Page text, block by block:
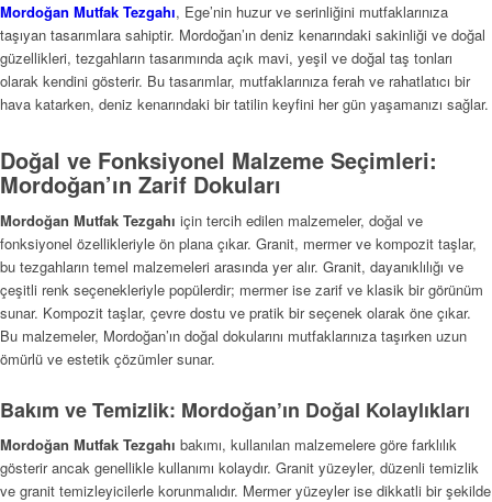
Mordoğan Mutfak Tezgahı, Ege’nin huzur ve serinliğini mutfaklarınıza
taşıyan tasarımlara sahiptir. Mordoğan’ın deniz kenarındaki sakinliği ve doğal
güzellikleri, tezgahların tasarımında açık mavi, yeşil ve doğal taş tonları
olarak kendini gösterir. Bu tasarımlar, mutfaklarınıza ferah ve rahatlatıcı bir
hava katarken, deniz kenarındaki bir tatilin keyfini her gün yaşamanızı sağlar.
Doğal ve Fonksiyonel Malzeme Seçimleri:
Mordoğan’ın Zarif Dokuları
Mordoğan Mutfak Tezgahı için tercih edilen malzemeler, doğal ve
fonksiyonel özellikleriyle ön plana çıkar. Granit, mermer ve kompozit taşlar,
bu tezgahların temel malzemeleri arasında yer alır. Granit, dayanıklılığı ve
çeşitli renk seçenekleriyle popülerdir; mermer ise zarif ve klasik bir görünüm
sunar. Kompozit taşlar, çevre dostu ve pratik bir seçenek olarak öne çıkar.
Bu malzemeler, Mordoğan’ın doğal dokularını mutfaklarınıza taşırken uzun
ömürlü ve estetik çözümler sunar.
Bakım ve Temizlik: Mordoğan’ın Doğal Kolaylıkları
Mordoğan Mutfak Tezgahı bakımı, kullanılan malzemelere göre farklılık
gösterir ancak genellikle kullanımı kolaydır. Granit yüzeyler, düzenli temizlik
ve granit temizleyicilerle korunmalıdır. Mermer yüzeyler ise dikkatli bir şekilde